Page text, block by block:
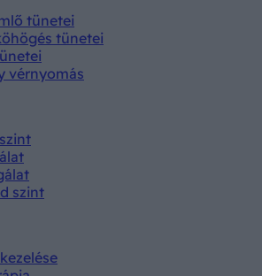
tünetei
tünetei
vérnyomás
szint